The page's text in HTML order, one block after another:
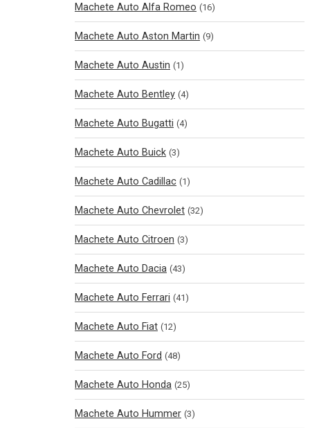
Machete Auto Alfa Romeo (16)
Machete Auto Aston Martin (9)
Machete Auto Austin (1)
Machete Auto Bentley (4)
Machete Auto Bugatti (4)
Machete Auto Buick (3)
Machete Auto Cadillac (1)
Machete Auto Chevrolet (32)
Machete Auto Citroen (3)
Machete Auto Dacia (43)
Machete Auto Ferrari (41)
Machete Auto Fiat (12)
Machete Auto Ford (48)
Machete Auto Honda (25)
Machete Auto Hummer (3)